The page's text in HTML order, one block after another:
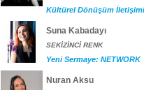
Kültürel Dönüşüm
Suna Kabadayı
SEKİZİNCİ RENK
Yeni Sermaye: NETWORK
Nuran Aksu